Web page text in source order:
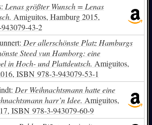
Lenas größter Wunsch = Lenas
Amiguitos, Hamburg 2015,
43-2
Der allerschönste Platz Hamburgs
Steed vun Hamborg: eine
in Hoch- und Plattdeutsch. Amiguitos,
ISBN978-3-943079-53-1
Der Weihnachtsmann hatte eine
harr’n Idee. Amiguitos,
ISBN978-3-943079-60-9